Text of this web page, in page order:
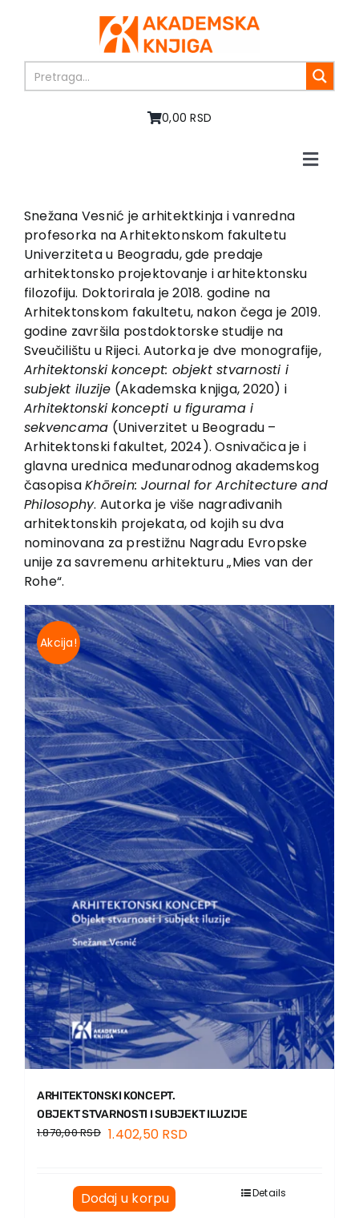
0,00 RSD
Toggle
O nama
Knjige
U pripremi
Akcija
Autori
Vesti
EU PROJEKTI
Kontakt
Snežana Vesnić je arhitektkinja i vanredna
profesorka na Arhitektonskom fakultetu
Univerziteta u Beogradu, gde predaje
arhitektonsko projektovanje i arhitektonsku
filozofiju. Doktorirala je 2018. godine na
Arhitektonskom fakultetu, nakon čega je 2019.
godine završila postdoktorske studije na
Sveučilištu u Rijeci. Autorka je dve monografije,
Arhitektonski koncept: objekt stvarnosti i
subjekt iluzije (Akademska knjiga, 2020) i
Arhitektonski koncepti u figurama i
sekvencama (Univerzitet u Beogradu –
Arhitektonski fakultet, 2024). Osnivačica je i
glavna urednica međunarodnog akademskog
časopisaKhōrein: Journal for Architecture and
Philosophy. Autorka je više nagrađivanih
arhitektonskih projekata, od kojih su dva
nominovana za prestižnu Nagradu Evropske
unije za savremenu arhitekturu „Mies van der
Rohe“.
Akcija!
ARHITEKTONSKI KONCEPT.
OBJEKT STVARNOSTI I SUBJEKT ILUZIJE
1.870,00RSD 1.402,50 RSD
Dodaj u korpu Details